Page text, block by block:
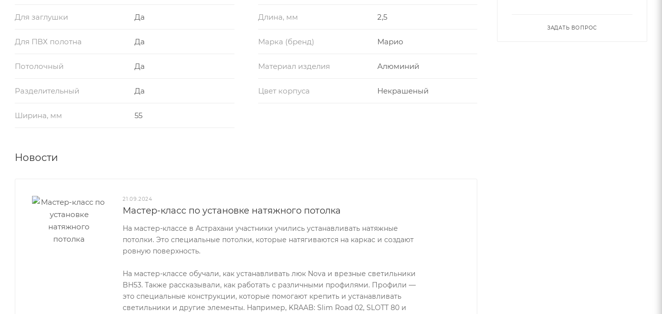
Для заглушки Да Длина, мм 2,5
Для ПВХ полотна Да Марка (бренд) Марио
Потолочный Да Материал изделия Алюминий
Разделительный Да Цвет корпуса Некрашеный
Ширина, мм 55
Новости
21.09.2024
Мастер-класс по установке натяжного потолка
На мастер-классе в Астрахани участники учились устанавливать натяжные
потолки. Это специальные потолки, которые натягиваются на каркас и создают
ровную поверхность.
На мастер-классе обучали, как устанавливать люк Nova и врезные светильники
BH53. Также рассказывали, как работать с различными профилями. Профили —
это специальные конструкции, которые помогают крепить и устанавливать
светильники и другие элементы. Например, KRAAB: Slim Road 02, SLOTT 80 и
ЗАДАТЬ ВОПРОС